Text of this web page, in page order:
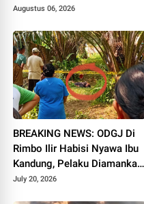
Pemesanan Racun Tikus
Augustus 06, 2026
BREAKING NEWS: ODGJ Di
Rimbo Ilir Habisi Nyawa Ibu
Kandung, Pelaku Diamankan
di Mapolsek
July 20, 2026